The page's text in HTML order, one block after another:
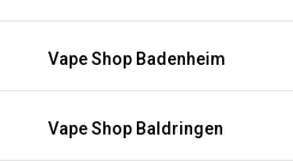
Vape Shop Badenheim
Vape Shop Baldringen